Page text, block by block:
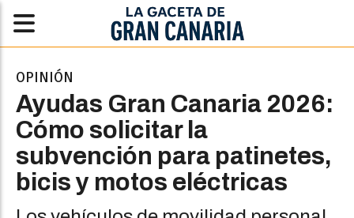
Ayudas Gran Canaria 2026:
Cómo solicitar la
subvención para patinetes,
bicis y motos eléctricas
OPINIÓN